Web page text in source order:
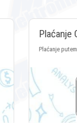
Plaćanje
Plaćanje putem svih